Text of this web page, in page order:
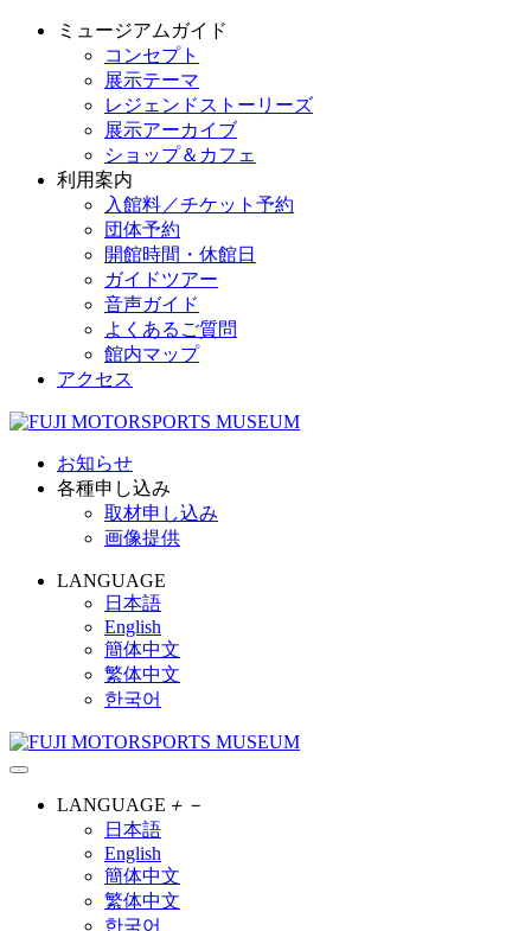
ミュージアムガイド
コンセプト
展示テーマ
レジェンドストーリーズ
展示アーカイブ
ショップ＆カフェ
利用案内
入館料／チケット予約
団体予約
開館時間・休館日
ガイドツアー
音声ガイド
よくあるご質問
館内マップ
アクセス
お知らせ
各種申し込み
取材申し込み
画像提供
LANGUAGE
日本語
English
簡体中文
繁体中文
한국어
LANGUAGE ＋ －
日本語
English
簡体中文
繁体中文
한국어